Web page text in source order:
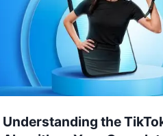
Understanding the